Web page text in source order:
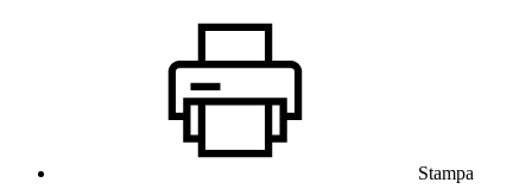
Stampa